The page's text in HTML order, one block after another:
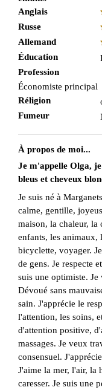
Anglais
Russe
Allemand
Éducation
Profession
Économiste principal
Réligion
Fumeur
À propos de moi...
Je m'appelle Olga,
bleus et cheveux
Je suis né à
calme, gentille,
maison, la chaleur, la
enfants, les animaux,
bicyclette, voyager.
de gens. Je respecte
suis une optimiste.
Dévoué sans
sain. J'apprécie le
l'attention, les soins,
d'attention positive,
massages. Je veux
consensuel.
J'aime la mer, l'air, la
caresser. Je suis une